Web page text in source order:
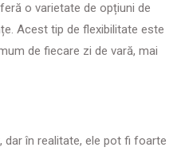
o varietate de opțiuni de
Acest tip de flexibilitate este
de fiecare zi de vară, mai
dar în realitate, ele pot fi foarte